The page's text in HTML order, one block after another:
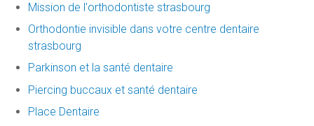
Mission de l'orthodontiste strasbourg
Orthodontie invisible dans votre centre dentaire
strasbourg
Parkinson et la santé dentaire
Piercing buccaux et santé dentaire
Place Dentaire